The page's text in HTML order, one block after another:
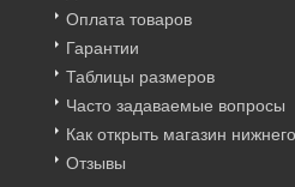
Оплата товаров
Гарантии
Таблицы размеров
Часто задаваемые вопросы
Как открыть магазин
Отзывы